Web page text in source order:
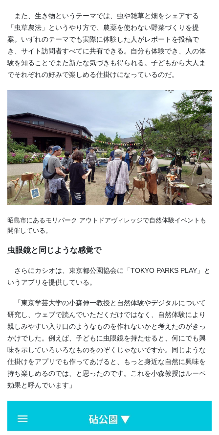
また、生き物というテーマでは、虫や雑草と畑をシェアする
「虫草農法」というやり方で、農薬を使わない野菜づくりを提
案。いずれのテーマでも実際に体験した人がレポートを投稿で
き、サイト訪問者すべてに共有できる。自分も体験でき、人の体
験を知ることでまた新たな気づきも得られる。子どもから大人ま
でそれぞれの好みで楽しめる仕掛けになっているのだ。
昭島市にあるモリパーク アウトドアヴィレッジで自然体験イベントも
開催している。
虫眼鏡と同じような感覚で
さらにカシオは、東京都公園協会に「TOKYO PARKS PLAY」と
いうアプリを提供している。
「東京学芸大学の小森伸一教授と自然体験やデジタルについて
研究し、ウェブで読んでいただくだけではなく、自然体験により
親しみやすい入り口のようなものを作れないかと考えたのがきっ
かけでした。例えば、子どもに虫眼鏡を持たせると、何にでも興
味を示していろいろなものをのぞくじゃないですか。同じような
仕掛けをアプリでも作ってあげると、もっと身近な自然に興味を
持ち楽しめるのでは、と思ったのです。これを小森教授はルーペ
効果と呼んでいます」